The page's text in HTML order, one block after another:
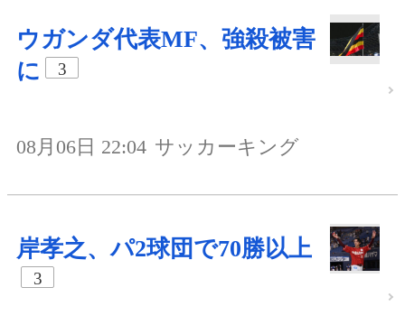
ウガンダ代表MF、強殺被害
に
3
08月06日 22:04 サッカーキング
岸孝之、パ2球団で70勝以上
3